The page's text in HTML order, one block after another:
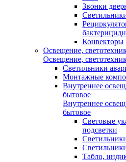
Звонки
Конвекторы
Освещение,
Освещение,
Светильники
Монтажные
Внутреннее
бытовое
Внутреннее
бытовое
Световые
подсветки
Табло,